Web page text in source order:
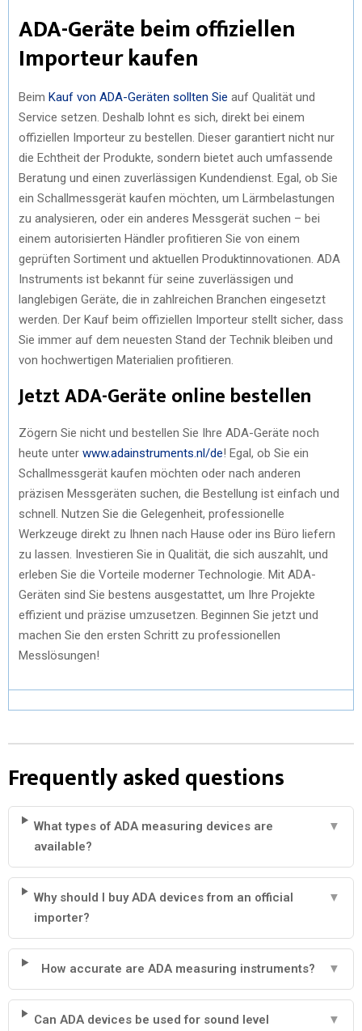
ADA-Geräte beim offiziellen
Importeur kaufen
Beim Kauf von ADA-Geräten sollten Sie auf Qualität und
Service setzen. Deshalb lohnt es sich, direkt bei einem
offiziellen Importeur zu bestellen. Dieser garantiert nicht nur
die Echtheit der Produkte, sondern bietet auch umfassende
Beratung und einen zuverlässigen Kundendienst. Egal, ob Sie
ein Schallmessgerät kaufen möchten, um Lärmbelastungen
zu analysieren, oder ein anderes Messgerät suchen – bei
einem autorisierten Händler profitieren Sie von einem
geprüften Sortiment und aktuellen Produktinnovationen. ADA
Instruments ist bekannt für seine zuverlässigen und
langlebigen Geräte, die in zahlreichen Branchen eingesetzt
werden. Der Kauf beim offiziellen Importeur stellt sicher, dass
Sie immer auf dem neuesten Stand der Technik bleiben und
von hochwertigen Materialien profitieren.
Jetzt ADA-Geräte online bestellen
Zögern Sie nicht und bestellen Sie Ihre ADA-Geräte noch
heute unter www.adainstruments.nl/de! Egal, ob Sie ein
Schallmessgerät kaufen möchten oder nach anderen
präzisen Messgeräten suchen, die Bestellung ist einfach und
schnell. Nutzen Sie die Gelegenheit, professionelle
Werkzeuge direkt zu Ihnen nach Hause oder ins Büro liefern
zu lassen. Investieren Sie in Qualität, die sich auszahlt, und
erleben Sie die Vorteile moderner Technologie. Mit ADA-
Geräten sind Sie bestens ausgestattet, um Ihre Projekte
effizient und präzise umzusetzen. Beginnen Sie jetzt und
machen Sie den ersten Schritt zu professionellen
Messlösungen!
Frequently asked questions
What types of ADA measuring devices are
available?
▼
Why should I buy ADA devices from an official
importer?
▼
How accurate are ADA measuring instruments? ▼
Can ADA devices be used for sound level
▼